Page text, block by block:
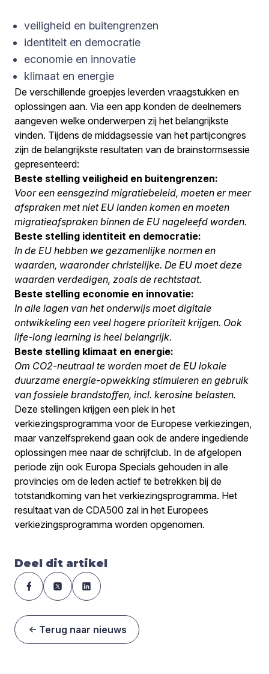
veiligheid en buitengrenzen
identiteit en democratie
economie en innovatie
klimaat en energie
De verschillende groepjes leverden vraagstukken en
oplossingen aan. Via een app konden de deelnemers
aangeven welke onderwerpen zij het belangrijkste
vinden. Tijdens de middagsessie van het partijcongres
zijn de belangrijkste resultaten van de brainstormsessie
gepresenteerd:
Beste stelling veiligheid en buitengrenzen:
Voor een eensgezind migratiebeleid, moeten er meer
afspraken met niet EU landen komen en moeten
migratieafspraken binnen de EU nageleefd worden.
Beste stelling identiteit en democratie:
In de EU hebben we gezamenlijke normen en
waarden, waaronder christelijke. De EU moet deze
waarden verdedigen, zoals de rechtstaat.
Beste stelling economie en innovatie:
In alle lagen van het onderwijs moet digitale
ontwikkeling een veel hogere prioriteit krijgen. Ook
life-long learning is heel belangrijk.
Beste stelling klimaat en energie:
Om CO2-neutraal te worden moet de EU lokale
duurzame energie-opwekking stimuleren en gebruik
van fossiele brandstoffen, incl. kerosine belasten.
Deze stellingen krijgen een plek in het
verkiezingsprogramma voor de Europese verkiezingen,
maar vanzelfsprekend gaan ook de andere ingediende
oplossingen mee naar de schrijfclub. In de afgelopen
periode zijn ook Europa Specials gehouden in alle
provincies om de leden actief te betrekken bij de
totstandkoming van het verkiezingsprogramma. Het
resultaat van de CDA500 zal in het Europees
verkiezingsprogramma worden opgenomen.
Deel dit artikel
Terug naar nieuws